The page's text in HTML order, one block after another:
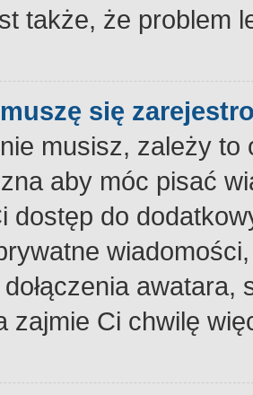
także, że problem
się
musisz, zależy
aby móc pisać
dostęp do
zajmie Ci chwilę